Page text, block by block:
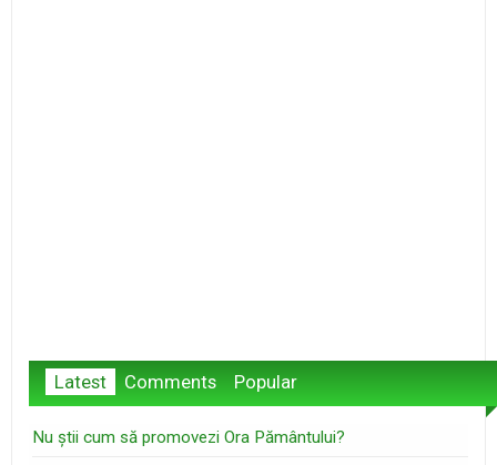
Latest Comments Popular
Nu știi cum să promovezi Ora Pământului?